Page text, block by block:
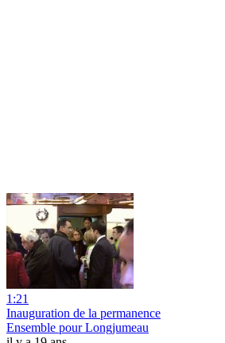
1:21
Inauguration de la permanence
Ensemble pour Longjumeau